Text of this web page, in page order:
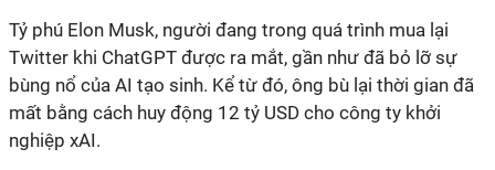
Tỷ phú Elon Musk, người đang trong quá trình mua lại
Twitter khi ChatGPT được ra mắt, gần như đã bỏ lỡ sự
bùng nổ của AI tạo sinh. Kể từ đó, ông bù lại thời gian đã
mất bằng cách huy động 12 tỷ USD cho công ty khởi
nghiệp xAI.